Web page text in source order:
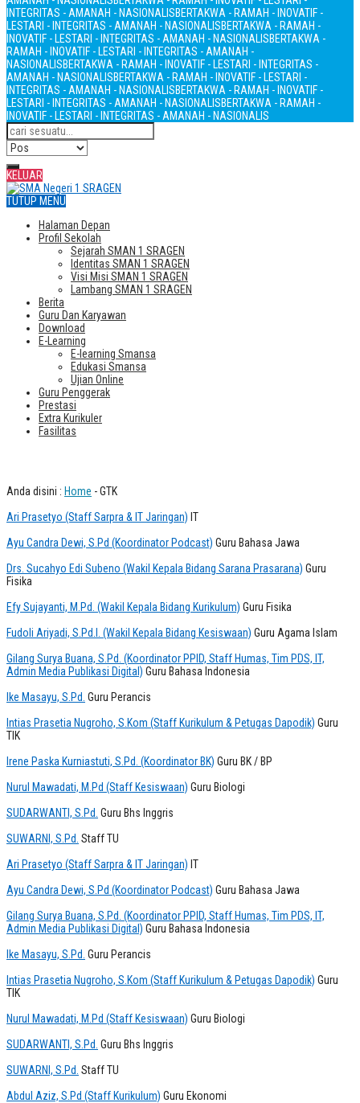
INTEGRITAS - AMANAH - NASIONALISBERTAKWA - RAMAH - INOVATIF -
LESTARI - INTEGRITAS - AMANAH - NASIONALISBERTAKWA - RAMAH -
INOVATIF - LESTARI - INTEGRITAS - AMANAH - NASIONALISBERTAKWA -
RAMAH - INOVATIF - LESTARI - INTEGRITAS - AMANAH -
NASIONALISBERTAKWA - RAMAH - INOVATIF - LESTARI - INTEGRITAS -
AMANAH - NASIONALISBERTAKWA - RAMAH - INOVATIF - LESTARI -
INTEGRITAS - AMANAH - NASIONALISBERTAKWA - RAMAH - INOVATIF -
LESTARI - INTEGRITAS - AMANAH - NASIONALISBERTAKWA - RAMAH -
INOVATIF - LESTARI - INTEGRITAS - AMANAH - NASIONALIS
KELUAR
TUTUP MENU
Halaman Depan
Profil Sekolah
Sejarah SMAN 1 SRAGEN
Identitas SMAN 1 SRAGEN
Visi Misi SMAN 1 SRAGEN
Lambang SMAN 1 SRAGEN
Berita
Guru Dan Karyawan
Download
E-Learning
E-learning Smansa
Edukasi Smansa
Ujian Online
Guru Penggerak
Prestasi
Extra Kurikuler
Fasilitas
Anda disini : Home -GTK
Ari Prasetyo (Staff Sarpra & IT Jaringan) IT
Ayu Candra Dewi, S.Pd (Koordinator Podcast) Guru Bahasa Jawa
Drs. Sucahyo Edi Subeno (Wakil Kepala Bidang Sarana Prasarana) Guru
Fisika
Efy Sujayanti, M.Pd. (Wakil Kepala Bidang Kurikulum) Guru Fisika
Fudoli Ariyadi, S.Pd.I. (Wakil Kepala Bidang Kesiswaan) Guru Agama Islam
Gilang Surya Buana, S.Pd. (Koordinator PPID, Staff Humas, Tim PDS, IT,
Admin Media Publikasi Digital) Guru Bahasa Indonesia
Ike Masayu, S.Pd. Guru Perancis
Intias Prasetia Nugroho, S.Kom (Staff Kurikulum & Petugas Dapodik) Guru
TIK
Irene Paska Kurniastuti, S.Pd. (Koordinator BK) Guru BK / BP
Nurul Mawadati, M.Pd (Staff Kesiswaan) Guru Biologi
SUDARWANTI, S.Pd. Guru Bhs Inggris
SUWARNI, S.Pd. Staff TU
Ari Prasetyo (Staff Sarpra & IT Jaringan) IT
Ayu Candra Dewi, S.Pd (Koordinator Podcast) Guru Bahasa Jawa
Gilang Surya Buana, S.Pd. (Koordinator PPID, Staff Humas, Tim PDS, IT,
Admin Media Publikasi Digital) Guru Bahasa Indonesia
Ike Masayu, S.Pd. Guru Perancis
Intias Prasetia Nugroho, S.Kom (Staff Kurikulum & Petugas Dapodik) Guru
TIK
Nurul Mawadati, M.Pd (Staff Kesiswaan) Guru Biologi
SUDARWANTI, S.Pd. Guru Bhs Inggris
SUWARNI, S.Pd. Staff TU
Abdul Aziz, S.Pd (Staff Kurikulum) Guru Ekonomi